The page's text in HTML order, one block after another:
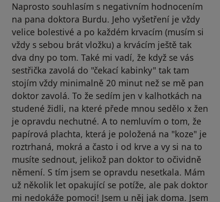
Naprosto souhlasím s negativním hodnocením
na pana doktora Burdu. Jeho vyšetření je vždy
velice bolestivé a po každém krvacím (musím si
vždy s sebou brát vložku) a krvácím ještě tak
dva dny po tom. Také mi vadí, že když se vás
sestřička zavolá do "čekací kabinky" tak tam
stojím vždy minimalně 20 minut než se mě pan
doktor zavolá. To že sedím jen v kalhotkách na
studené židli, na které přede mnou sedělo x žen
je opravdu nechutné. A to nemluvím o tom, že
papírová plachta, která je položená na "koze" je
roztrhaná, mokrá a často i od krve a vy si na to
musíte sednout, jelikož pan doktor to očividně
němení. S tím jsem se opravdu nesetkala. Mám
už několik let opakující se potíže, ale pak doktor
mi nedokáže pomoci! Jsem u něj jak doma. Jsem